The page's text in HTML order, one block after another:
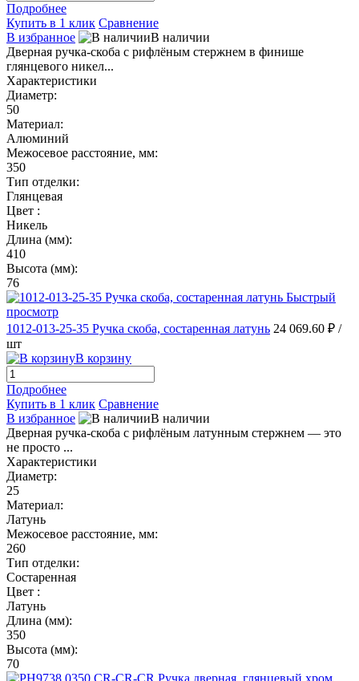
Подробнее
Купить в 1 клик Сравнение
В избранное
В наличии
Дверная ручка-скоба с рифлёным стержнем в финише
глянцевого никел...
Характеристики
Диаметр:
50
Материал:
Алюминий
Межосевое расстояние, мм:
350
Тип отделки:
Глянцевая
Цвет :
Никель
Длина (мм):
410
Высота (мм):
76
Быстрый
просмотр
1012-013-25-35 Ручка скоба, состаренная латунь 24 069.60 ₽ /
шт
В корзину
Подробнее
Купить в 1 клик Сравнение
В избранное
В наличии
Дверная ручка-скоба с рифлёным латунным стержнем — это
не просто ...
Характеристики
Диаметр:
25
Материал:
Латунь
Межосевое расстояние, мм:
260
Тип отделки:
Состаренная
Цвет :
Латунь
Длина (мм):
350
Высота (мм):
70